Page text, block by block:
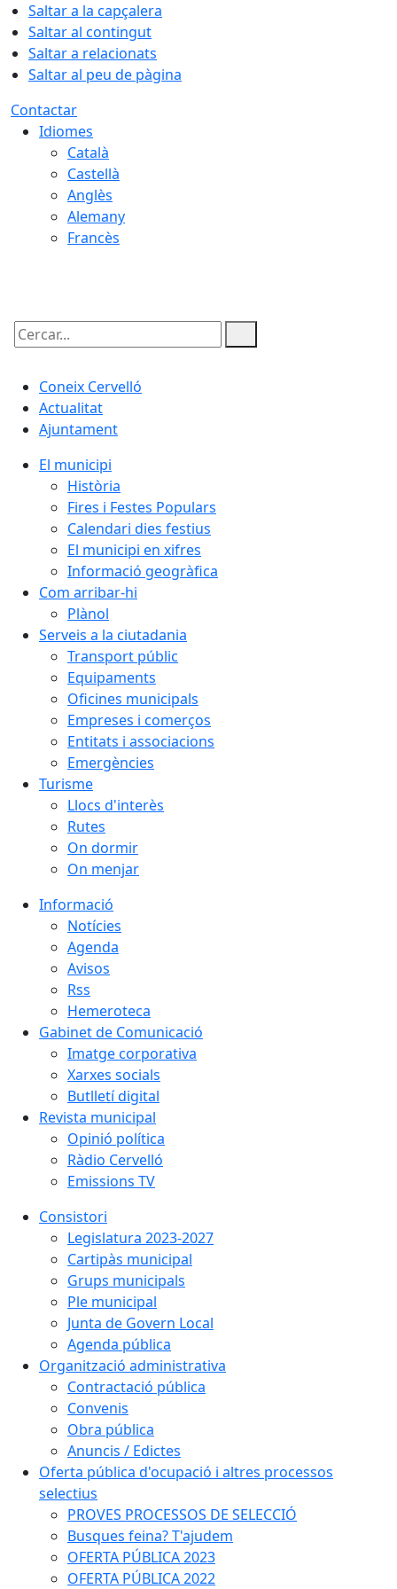
Saltar a la capçalera
Saltar al contingut
Saltar a relacionats
Saltar al peu de pàgina
Contactar
Idiomes
Català
Castellà
Anglès
Alemany
Francès
Cercar:
Coneix Cervelló
Actualitat
Ajuntament
El municipi
Història
Fires i Festes Populars
Calendari dies festius
El municipi en xifres
Informació geogràfica
Com arribar-hi
Plànol
Serveis a la ciutadania
Transport públic
Equipaments
Oficines municipals
Empreses i comerços
Entitats i associacions
Emergències
Turisme
Llocs d'interès
Rutes
On dormir
On menjar
Informació
Notícies
Agenda
Avisos
Rss
Hemeroteca
Gabinet de Comunicació
Imatge corporativa
Xarxes socials
Butlletí digital
Revista municipal
Opinió política
Ràdio Cervelló
Emissions TV
Consistori
Legislatura 2023-2027
Cartipàs municipal
Grups municipals
Ple municipal
Junta de Govern Local
Agenda pública
Organització administrativa
Contractació pública
Convenis
Obra pública
Anuncis / Edictes
Oferta pública d'ocupació i altres processos
selectius
PROVES PROCESSOS DE SELECCIÓ
Busques feina? T'ajudem
OFERTA PÚBLICA 2023
OFERTA PÚBLICA 2022